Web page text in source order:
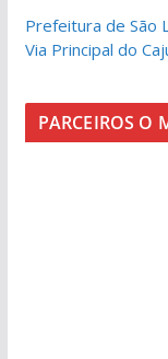
Prefeitura de São
Via Principal do
PARCEIROS O